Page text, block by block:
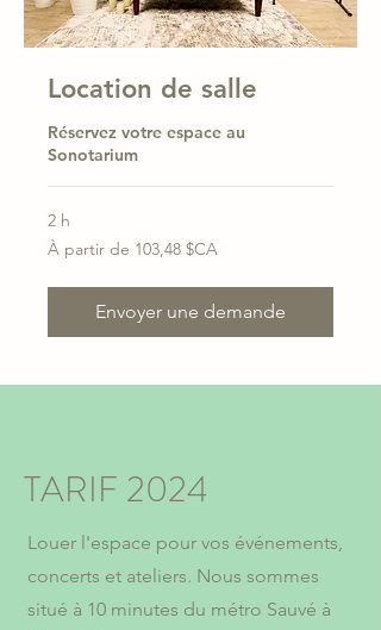
Location de salle
Réservez votre espace au
Sonotarium
2 h
À
partir
canadiens
À partir de 103,48 $CA
Envoyer une demande
TARIF 2024
Louer l'espace pour vos événements,
concerts et ateliers. Nous sommes
situé à 10 minutes du métro Sauvé à